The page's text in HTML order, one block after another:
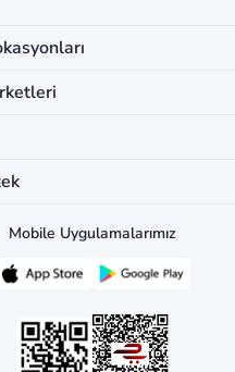
Mobile Uygulamalarımız